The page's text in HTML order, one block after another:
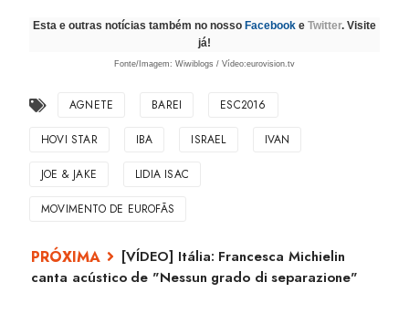
Esta e outras notícias também no nosso Facebook e Twitter. Visite
já!
Fonte/Imagem: Wiwiblogs / Vídeo:eurovision.tv
AGNETE BAREI ESC2016
HOVI STAR IBA ISRAEL IVAN
JOE & JAKE LIDIA ISAC
MOVIMENTO DE EUROFÃS
[VÍDEO] Itália: Francesca Michielin
canta acústico de "Nessun grado di separazione"